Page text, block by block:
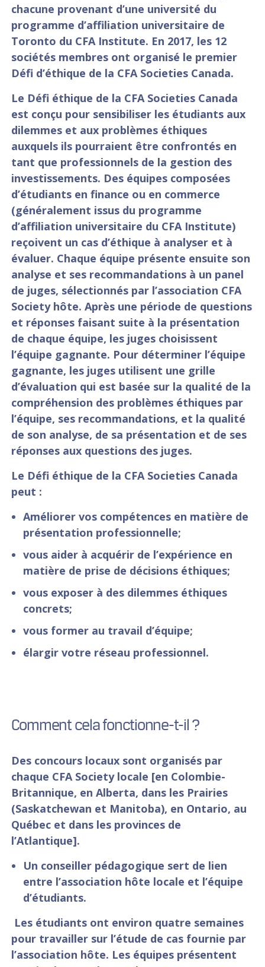
chacune provenant d’une université du
programme d’affiliation universitaire de
Toronto du CFA Institute. En 2017, les 12
sociétés membres ont organisé le premier
Défi d’éthique de la CFA Societies Canada.
Le Défi éthique de la CFA Societies Canada
est conçu pour sensibiliser les étudiants aux
dilemmes et aux problèmes éthiques
auxquels ils pourraient être confrontés en
tant que professionnels de la gestion des
investissements. Des équipes composées
d’étudiants en finance ou en commerce
(généralement issus du programme
d’affiliation universitaire du CFA Institute)
reçoivent un cas d’éthique à analyser et à
évaluer. Chaque équipe présente ensuite son
analyse et ses recommandations à un panel
de juges, sélectionnés par l’association CFA
Society hôte. Après une période de questions
et réponses faisant suite à la présentation
de chaque équipe, les juges choisissent
l’équipe gagnante. Pour déterminer l’équipe
gagnante, les juges utilisent une grille
d’évaluation qui est basée sur la qualité de la
compréhension des problèmes éthiques par
l’équipe, ses recommandations, et la qualité
de son analyse, de sa présentation et de ses
réponses aux questions des juges.
Le Défi éthique de la CFA Societies Canada
peut :
Améliorer vos compétences en matière de
présentation professionnelle;
vous aider à acquérir de l’expérience en
matière de prise de décisions éthiques;
vous exposer à des dilemmes éthiques
concrets;
vous former au travail d’équipe;
élargir votre réseau professionnel.
Comment cela fonctionne-t-il ?
Des concours locaux sont organisés par
chaque CFA Society locale [en Colombie-
Britannique, en Alberta, dans les Prairies
(Saskatchewan et Manitoba), en Ontario, au
Québec et dans les provinces de
l’Atlantique].
Un conseiller pédagogique sert de lien
entre l’association hôte locale et l’équipe
d’étudiants.
Les étudiants ont environ quatre semaines
pour travailler sur l’étude de cas fournie par
l’association hôte. Les équipes présentent